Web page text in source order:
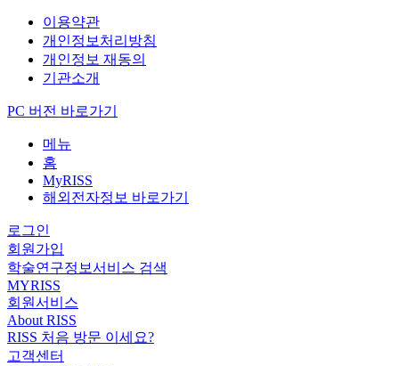
이용약관
개인정보처리방침
개인정보 재동의
기관소개
PC 버전 바로가기
메뉴
홈
MyRISS
해외전자정보 바로가기
로그인
회원가입
학술연구정보서비스 검색
MYRISS
회원서비스
About RISS
RISS 처음 방문 이세요?
고객센터